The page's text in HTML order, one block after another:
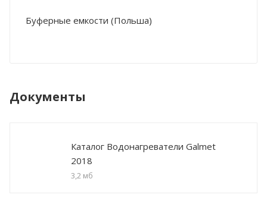
Буферные емкости (Польша)
Документы
Каталог Водонагреватели Galmet
2018
3,2 мб